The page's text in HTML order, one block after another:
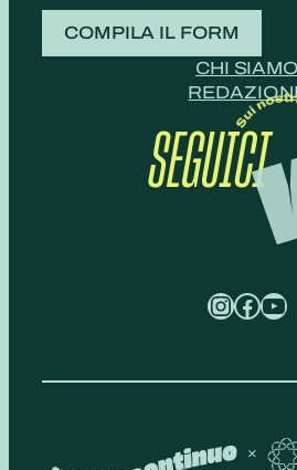
COMPILA IL FORM
CHI SIAMO
SEGUICI
InstagramFacebook YouTube